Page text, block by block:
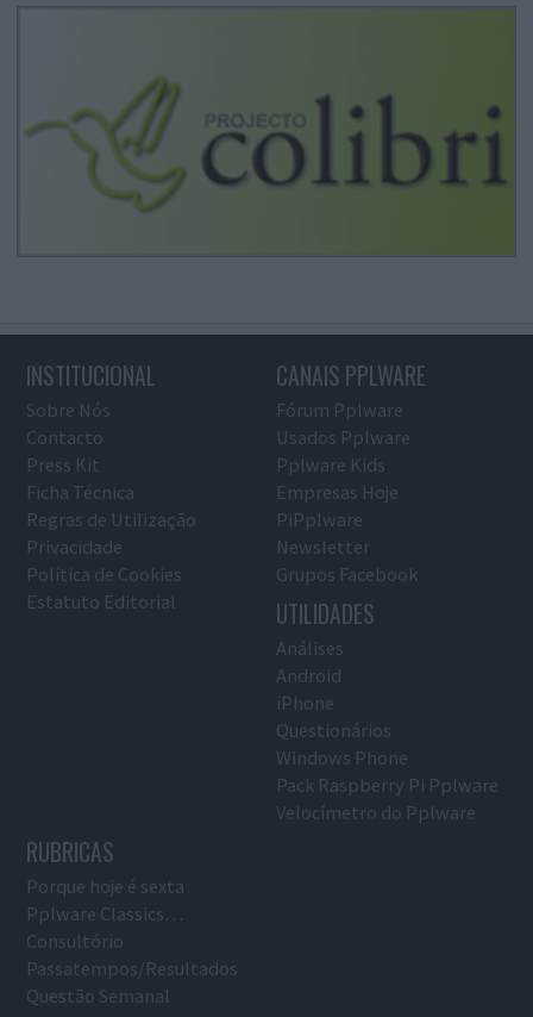
INSTITUCIONAL
Sobre Nós
Contacto
Press Kit
Ficha Técnica
Regras de Utilização
Privacidade
Política de Cookies
Estatuto Editorial
CANAIS PPLWARE
Fórum Pplware
Usados Pplware
Pplware Kids
Empresas Hoje
PiPplware
Newsletter
Grupos Facebook
UTILIDADES
Análises
Android
iPhone
Questionários
Windows Phone
Pack Raspberry Pi Pplware
Velocímetro do Pplware
RUBRICAS
Porque hoje é sexta
Pplware Classics…
Consultório
Passatempos/Resultados
Questão Semanal